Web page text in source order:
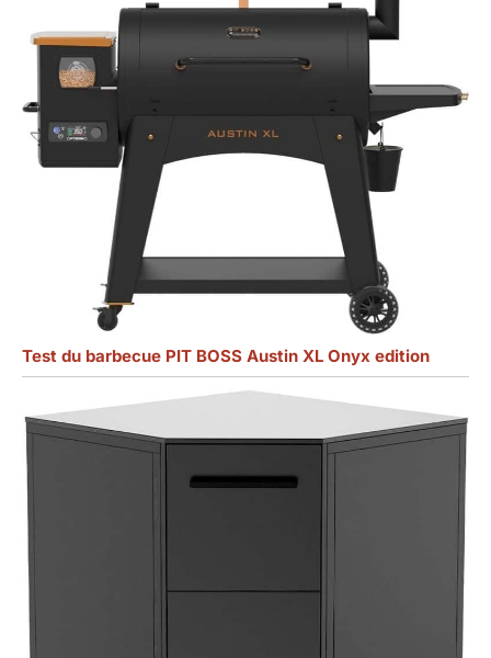
Test du barbecue PIT BOSS Austin XL Onyx edition